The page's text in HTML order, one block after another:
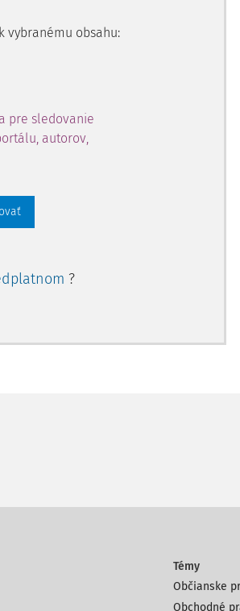
vybranému obsahu:
pre sledovanie
autorov,
?
Témy
Občianske
Obchodné